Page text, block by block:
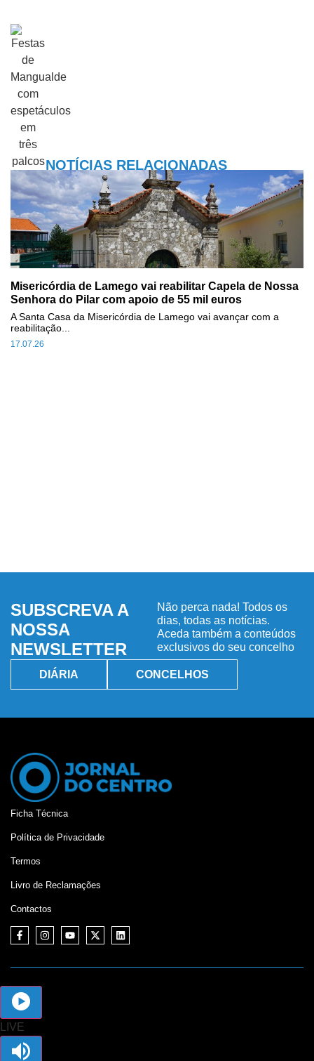
NOTÍCIAS RELACIONADAS
Misericórdia de Lamego vai reabilitar Capela de Nossa
Senhora do Pilar com apoio de 55 mil euros
17.07.26
A Santa Casa da Misericórdia de Lamego vai avançar com a
reabilitação...
SUBSCREVA A
NOSSA
NEWSLETTER
Não perca nada! Todos os
dias, todas as notícias.
Aceda também a conteúdos
exclusivos do seu concelho
DIÁRIA CONCELHOS
Ficha Técnica
Política de Privacidade
Termos
Livro de Reclamações
Contactos
LIVE